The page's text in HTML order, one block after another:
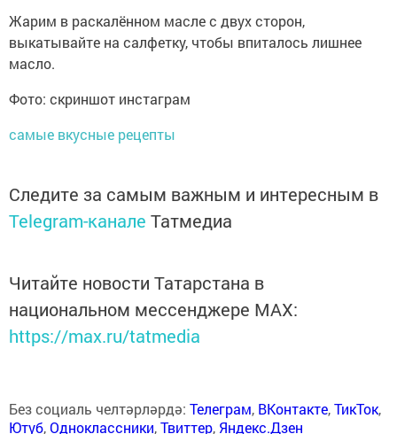
Жарим в раскалённом масле с двух сторон,
выкатывайте на салфетку, чтобы впиталось лишнее
масло.
Фото: скриншот инстаграм
самые вкусные рецепты
Следите за самым важным и интересным в
Telegram-канале Татмедиа
Читайте новости Татарстана в
национальном мессенджере MАХ:
https://max.ru/tatmedia
Без социаль челтәрләрдә: Телеграм, ВКонтакте,ТикТок,
Ютуб,Одноклассники,Твиттер, Яндекс.Дзен